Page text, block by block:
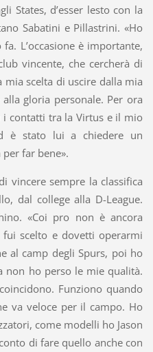
States, d’esser lesto con la
Sabatini e Pillastrini. «Ho
L’occasione è importante,
vincente, che cercherà di
mia scelta di uscire dalla mia
gloria personale. Per ora
i contatti tra la Virtus e il mio
è stato lui a chiedere un
far bene».
vincere sempre la classifica
dal college alla D-League.
«Coi pro non è ancora
scelto e dovetti operarmi
al camp degli Spurs, poi ho
non ho perso le mie qualità.
Funziono quando
va veloce per il campo. Ho
come modelli ho Jason
di fare quello anche con